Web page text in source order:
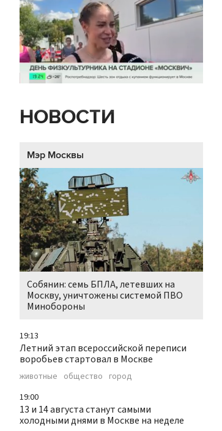
НОВОСТИ
Мэр Москвы
Собянин: семь БПЛА, летевших на
Москву, уничтожены системой ПВО
Минобороны
19:13
Летний этап всероссийской переписи
воробьев стартовал в Москве
животные общество город
19:00
13 и 14 августа станут самыми
холодными днями в Москве на неделе